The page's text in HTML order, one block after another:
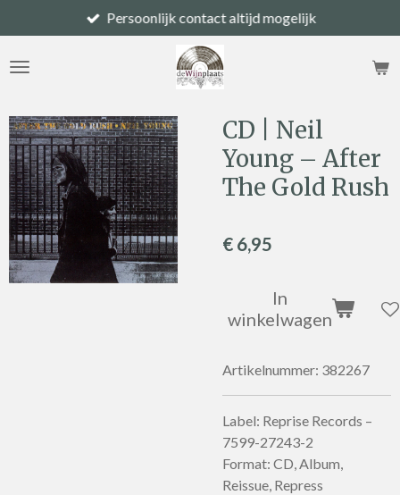
direct
naar
Persoonlijk contact altijd mogelijk
CD | Neil
Young – After
The Gold Rush
€ 6,95
In
winkelwagen
Artikelnummer: 382267
Label: Reprise Records –
7599-27243-2
Format: CD, Album,
Reissue, Repress